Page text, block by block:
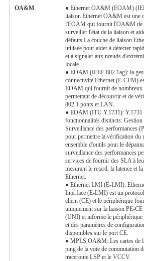
OA&M
● Ethernet OA&M (EOAM)
liaison Ethernet OA&M est une
l'EOAM qui fournit l'OA&M de
surveiller l'état de la liaison et
défauts.La couche de liaison
utilisée pour aider à détecter
et à signaler aux nœuds
locale.
● EOAM (IEEE 802.1ag): la
connectivité Ethernet (E-CFM)
EOAM qui fournit de nombreux
permettant de découvrir et de
802.1 ponts et LAN.
● EOAM (ITU Y.1731): Y.1731
fonctionnalités distincts:
Surveillance des performances
pour permettre la vérification du
ensemble d'outils pour le
surveillance des performances
services de fournir des SLA à
mesurant le retard, la latence et
Ethernet.
● Ethernet LMI (E-LMI):
Interface (E-LMI) est un
client (CE) et le périphérique
uniquement sur la liaison PE-
(UNI) et informe le périphérique
et des paramètres de
disponibles sur le port CE.
● MPLS OA&M: Les cartes de
ping de la voie de commutation
traceroute LSP et le VCCV.